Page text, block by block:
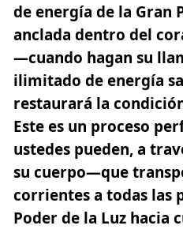
de energía de la Gran
anclada dentro del
—cuando hagan su
ilimitado de energía
restaurará la
Este es un proceso
ustedes pueden, a
su cuerpo—que
corrientes a todas las
Poder de la Luz hacia